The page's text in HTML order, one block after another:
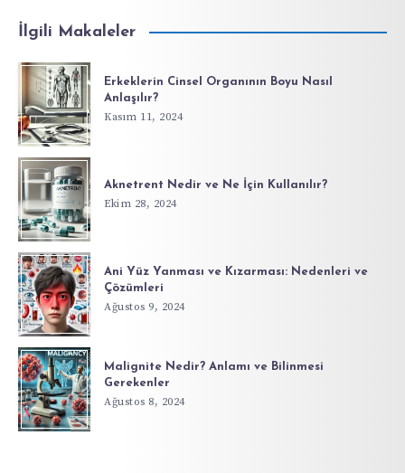
İlgili Makaleler
Erkeklerin Cinsel Organının Boyu Nasıl
Anlaşılır?
Kasım 11, 2024
Aknetrent Nedir ve Ne İçin Kullanılır?
Ekim 28, 2024
Ani Yüz Yanması ve Kızarması: Nedenleri ve
Çözümleri
Ağustos 9, 2024
Malignite Nedir? Anlamı ve Bilinmesi
Gerekenler
Ağustos 8, 2024